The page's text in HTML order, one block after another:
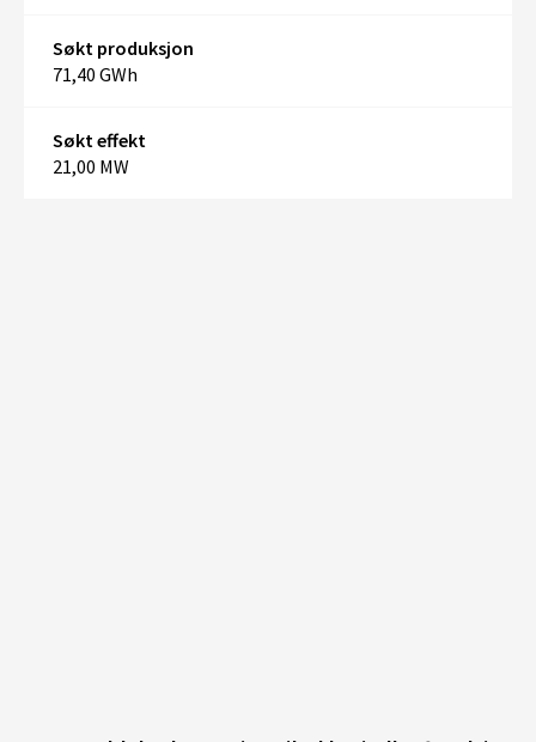
Søkt produksjon
71,40 GWh
Søkt effekt
21,00 MW